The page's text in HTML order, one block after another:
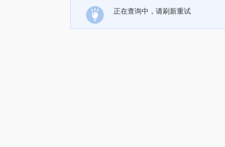
正在查询中，请刷新重试